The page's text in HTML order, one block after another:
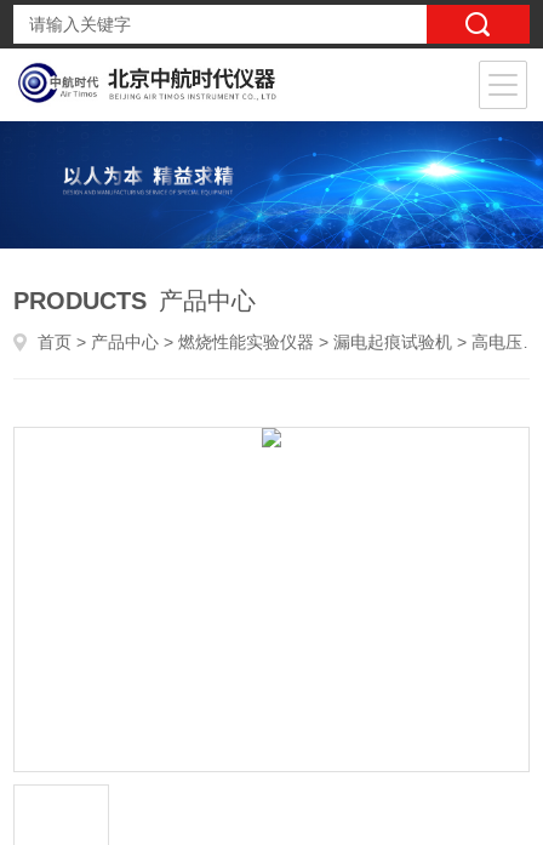
PRODUCTS 产品中心
首页 > 产品中心 >燃烧性能实验仪器 >漏电起痕试验机 > 高电压漏电起痕试验仪